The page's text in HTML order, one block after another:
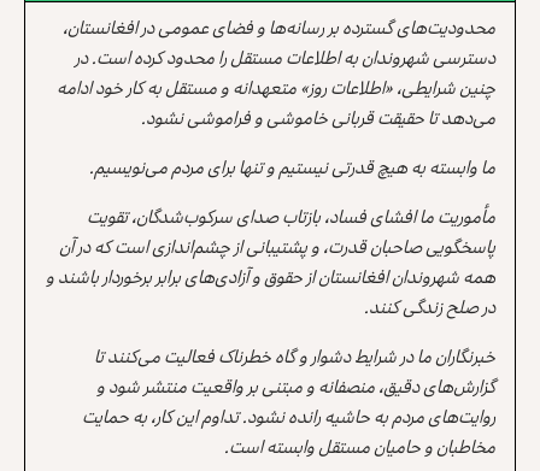
محدودیت‌های گسترده بر رسانه‌ها و فضای عمومی در افغانستان،
دسترسی شهروندان به اطلاعات مستقل را محدود کرده است. در
چنین شرایطی، «اطلاعات روز» متعهدانه و مستقل به کار خود ادامه
می‌دهد تا حقیقت قربانی خاموشی و فراموشی نشود.
ما وابسته به هیچ قدرتی نیستیم و تنها برای مردم می‌نویسیم.
مأموریت ما افشای فساد، بازتاب صدای سرکوب‌شدگان، تقویت
پاسخگویی صاحبان قدرت، و پشتیبانی از چشم‌اندازی است که در آن
همه شهروندان افغانستان از حقوق و آزادی‌های برابر برخوردار باشند و
در صلح زندگی کنند.
خبرنگاران ما در شرایط دشوار و گاه خطرناک فعالیت می‌کنند تا
گزارش‌های دقیق، منصفانه و مبتنی بر واقعیت منتشر شود و
روایت‌های مردم به حاشیه رانده نشود. تداوم این کار، به حمایت
مخاطبان و حامیان مستقل وابسته است.